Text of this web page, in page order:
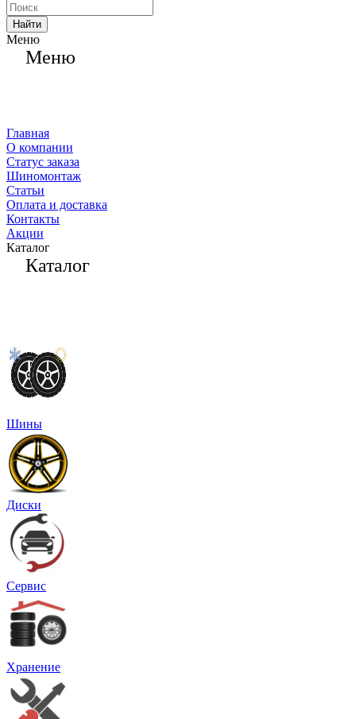
Найти
Меню
Меню
Главная
О компании
Статус заказа
Шиномонтаж
Статьи
Оплата и доставка
Контакты
Акции
Каталог
Каталог
Шины
Диски
Сервис
Хранение